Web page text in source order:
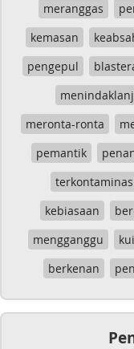
meranggas
kemasan
pengepul
meronta-ronta
pemantik
kebiasaan
mengganggu
berkenan